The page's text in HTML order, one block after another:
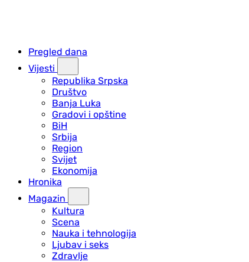
Pregled dana
Vijesti
Republika Srpska
Društvo
Banja Luka
Gradovi i opštine
BiH
Srbija
Region
Svijet
Ekonomija
Hronika
Magazin
Kultura
Scena
Nauka i tehnologija
Ljubav i seks
Zdravlje